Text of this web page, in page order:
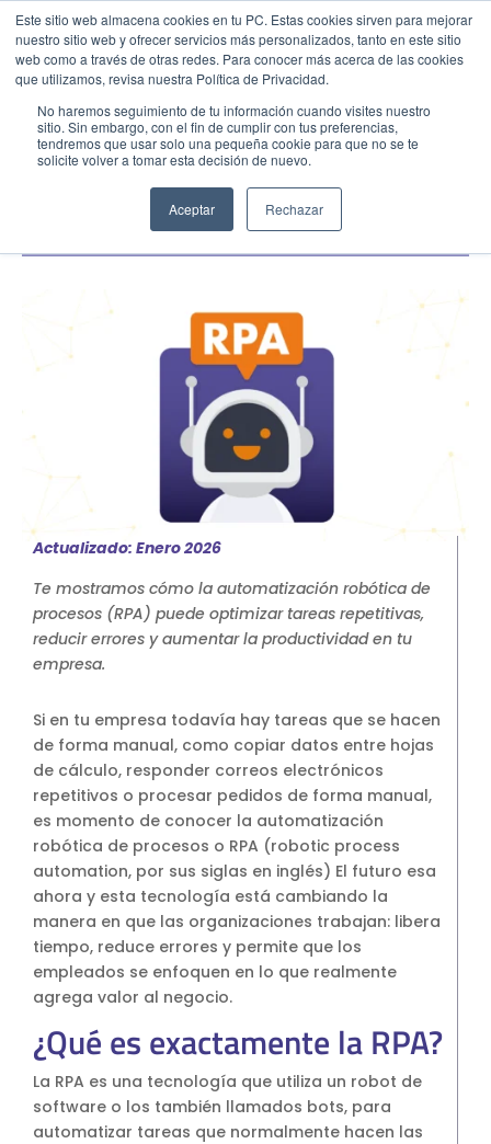
Este sitio web almacena cookies en tu PC. Estas cookies sirven para mejorar
nuestro sitio web y ofrecer servicios más personalizados, tanto en este sitio
web como a través de otras redes. Para conocer más acerca de las cookies
que utilizamos, revisa nuestra Política de Privacidad.
No haremos seguimiento de tu información cuando visites nuestro
sitio. Sin embargo, con el fin de cumplir con tus preferencias,
tendremos que usar solo una pequeña cookie para que no se te
solicite volver a tomar esta decisión de nuevo.
Aceptar Rechazar
Menu Llamar
EMPIEZA AQUÍ
Inicio
Cotiza SAP
Contacto
Partner SAP en tu Ciudad
Partners Estratégicos
EXPLORAR SOLUIONES
SOLUCIONES CLOUD
SAP Business One Cloud
SAP Cloud ERP
SAP Cloud ERP RISE
SAP BTP
SAP Business Data Cloud
SAP Success Factors
SAP Business One
Addons para SAP Business One
SAP S4HANA
Migración a S4HANA
SOPORTE
Soporte y Mantenimiento SAP
Soporte y Manntenimiento SAP
Business One
Soporte y Mantenimiento SAP
S4HANA Cloud
CONSULTORIA
Consultoria SAP
Consultoria SAP Business One
Consultoria SAP S4HANA Cloud
Transformación Digital
Las ventajas de implementar RPA en tu
empresa para optimizar procesos
Actualizado: Enero 2026
Te mostramos cómo la automatización robótica de
procesos (RPA) puede optimizar tareas repetitivas,
reducir errores y aumentar la productividad en tu
empresa.
Si en tu empresa todavía hay tareas que se hacen
de forma manual, como copiar datos entre hojas
de cálculo, responder correos electrónicos
repetitivos o procesar pedidos de forma manual,
es momento de conocer la automatización
robótica de procesos o RPA (robotic process
automation, por sus siglas en inglés) El futuro esa
ahora y esta tecnología está cambiando la
manera en que las organizaciones trabajan: libera
tiempo, reduce errores y permite que los
empleados se enfoquen en lo que realmente
agrega valor al negocio.
¿Qué es exactamente la RPA?
La RPA es una tecnología que utiliza un robot de
software o los también llamados bots, para
automatizar tareas que normalmente hacen las